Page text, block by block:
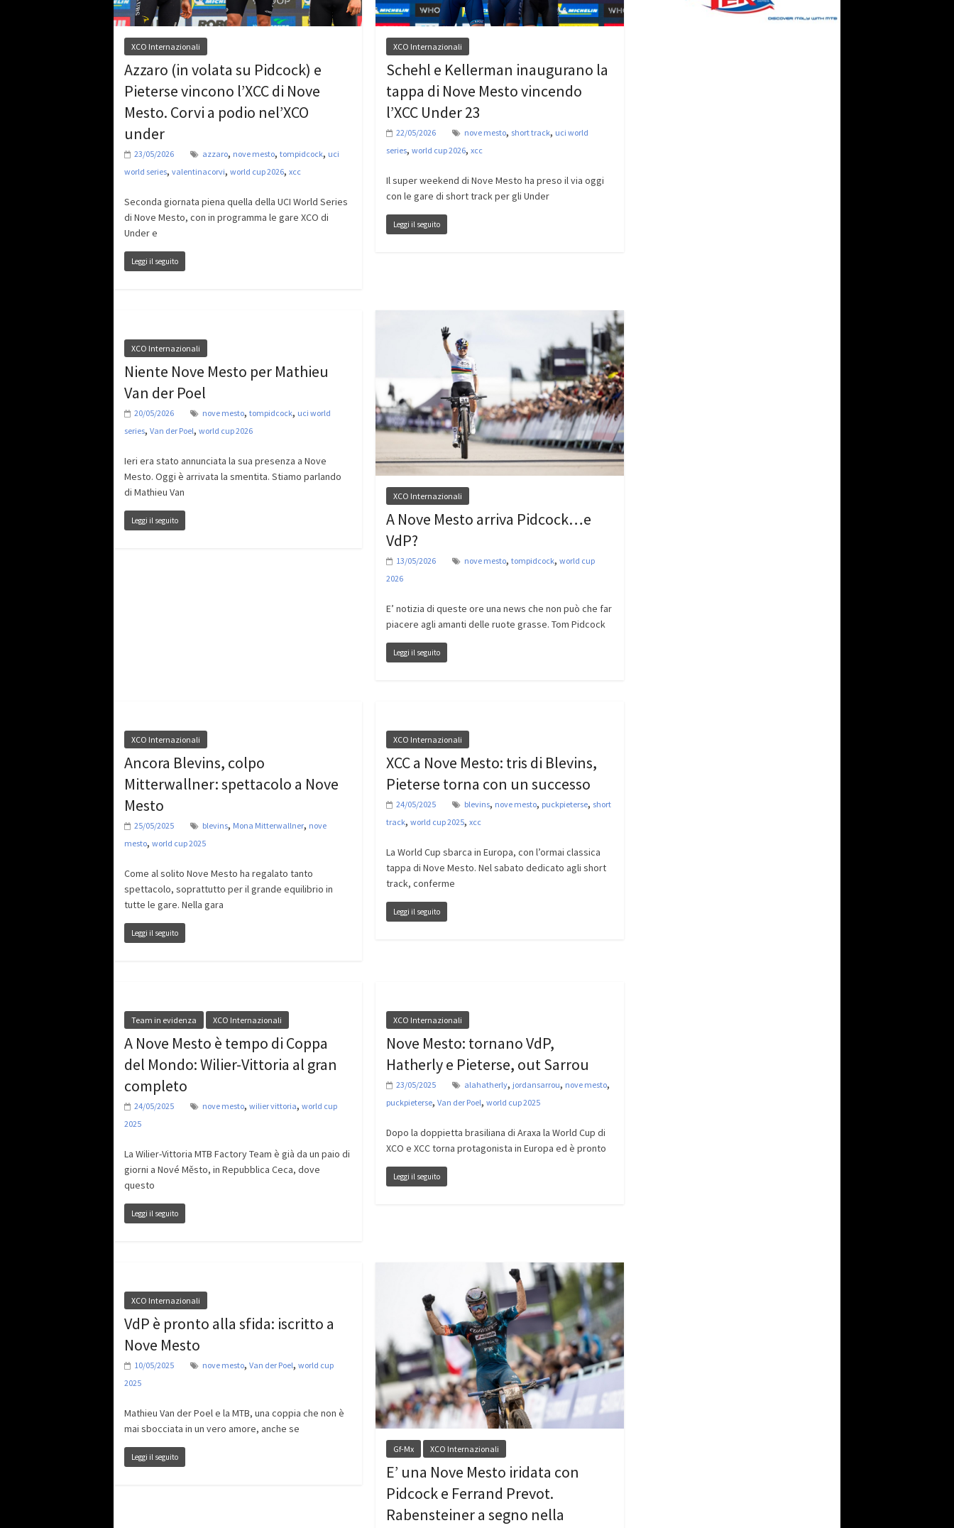
XCO Internazionali
Azzaro (in volata su Pidcock) e
Pieterse vincono l’XCC di Nove
Mesto. Corvi a podio nel’XCO
under
23/05/2026 azzaro, nove mesto, tompidcock, uci
world series, valentinacorvi, world cup 2026, xcc
Seconda giornata piena quella della UCI World Series
di Nove Mesto, con in programma le gare XCO di
Under e
Leggi il seguito
XCO Internazionali
Schehl e Kellerman inaugurano la
tappa di Nove Mesto vincendo
l’XCC Under 23
22/05/2026 nove mesto, short track, uci world
series, world cup 2026, xcc
Il super weekend di Nove Mesto ha preso il via oggi
con le gare di short track per gli Under
Leggi il seguito
XCO Internazionali
Niente Nove Mesto per Mathieu
Van der Poel
20/05/2026 nove mesto, tompidcock, uci world
series, Van der Poel, world cup 2026
Ieri era stato annunciata la sua presenza a Nove
Mesto. Oggi è arrivata la smentita. Stiamo parlando
di Mathieu Van
Leggi il seguito
XCO Internazionali
A Nove Mesto arriva Pidcock…e
VdP?
13/05/2026 nove mesto, tompidcock, world cup
2026
E’ notizia di queste ore una news che non può che far
piacere agli amanti delle ruote grasse. Tom Pidcock
Leggi il seguito
XCO Internazionali
Ancora Blevins, colpo
Mitterwallner: spettacolo a Nove
Mesto
25/05/2025 blevins, Mona Mitterwallner, nove
mesto, world cup 2025
Come al solito Nove Mesto ha regalato tanto
spettacolo, soprattutto per il grande equilibrio in
tutte le gare. Nella gara
Leggi il seguito
XCO Internazionali
XCC a Nove Mesto: tris di Blevins,
Pieterse torna con un successo
24/05/2025 blevins, nove mesto, puckpieterse, short
track, world cup 2025, xcc
La World Cup sbarca in Europa, con l’ormai classica
tappa di Nove Mesto. Nel sabato dedicato agli short
track, conferme
Leggi il seguito
Team in evidenza XCO Internazionali
A Nove Mesto è tempo di Coppa
del Mondo: Wilier-Vittoria al gran
completo
24/05/2025 nove mesto, wilier vittoria, world cup
2025
La Wilier-Vittoria MTB Factory Team è già da un paio di
giorni a Nové Město, in Repubblica Ceca, dove
questo
Leggi il seguito
XCO Internazionali
Nove Mesto: tornano VdP,
Hatherly e Pieterse, out Sarrou
23/05/2025 alahatherly, jordansarrou, nove mesto,
puckpieterse, Van der Poel, world cup 2025
Dopo la doppietta brasiliana di Araxa la World Cup di
XCO e XCC torna protagonista in Europa ed è pronto
Leggi il seguito
XCO Internazionali
VdP è pronto alla sfida: iscritto a
Nove Mesto
10/05/2025 nove mesto, Van der Poel, world cup
2025
Mathieu Van der Poel e la MTB, una coppia che non è
mai sbocciata in un vero amore, anche se
Leggi il seguito
Gf-Mx XCO Internazionali
E’ una Nove Mesto iridata con
Pidcock e Ferrand Prevot.
Rabensteiner a segno nella